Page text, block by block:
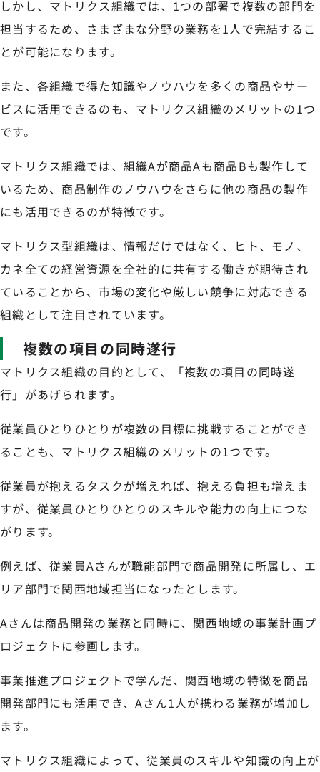
しかし、マトリクス組織では、1つの部署で複数の部門を
担当するため、さまざまな分野の業務を1人で完結するこ
とが可能になります。
また、各組織で得た知識やノウハウを多くの商品やサー
ビスに活用できるのも、マトリクス組織のメリットの1つ
です。
マトリクス組織では、組織Aが商品Aも商品Bも製作して
いるため、商品制作のノウハウをさらに他の商品の製作
にも活用できるのが特徴です。
マトリクス型組織は、情報だけではなく、ヒト、モノ、
カネ全ての経営資源を全社的に共有する働きが期待され
ていることから、市場の変化や厳しい競争に対応できる
組織として注目されています。
複数の項目の同時遂行
マトリクス組織の目的として、「複数の項目の同時遂
行」があげられます。
従業員ひとりひとりが複数の目標に挑戦することができ
ることも、マトリクス組織のメリットの1つです。
従業員が抱えるタスクが増えれば、抱える負担も増えま
すが、従業員ひとりひとりのスキルや能力の向上につな
がります。
例えば、従業員Aさんが職能部門で商品開発に所属し、エ
リア部門で関西地域担当になったとします。
Aさんは商品開発の業務と同時に、関西地域の事業計画プ
ロジェクトに参画します。
事業推進プロジェクトで学んだ、関西地域の特徴を商品
開発部門にも活用でき、Aさん1人が携わる業務が増加し
ます。
マトリクス組織によって、従業員のスキルや知識の向上が